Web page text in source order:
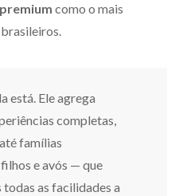
como o mais
está. Ele agrega
completas,
famílias
e avós — que
as facilidades a